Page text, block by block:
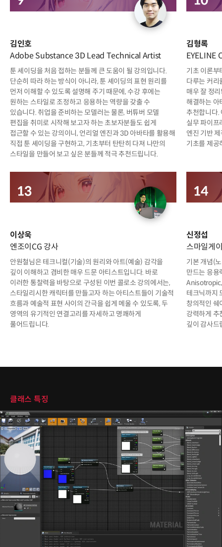
김인호
Adobe Substance 3D Lead Technical Artist
툰 셰이딩을 처음 접하는 분들께 큰 도움이 될 강의입니다.
단순히 따라 하는 방식이 아니라, 툰 셰이딩의 표현 원리를
먼저 이해할 수 있도록 설명해 주기 때문에, 수강 후에는
원하는 스타일로 조정하고 응용하는 역량을 갖출 수
있습니다. 취업을 준비하는 모델러는 물론, 버튜버 모델
편집을 취미로 시작해 보고자 하는 초보자분들도 쉽게
접근할 수 있는 강의이니, 언리얼 엔진과 3D 아바타를 활용해
직접 툰 셰이딩을 구현하고, 기초부터 탄탄히 다져 나만의
스타일을 만들어 보고 싶은 분들께 적극 추천드립니다.
김형록
EYELINE
기초 이론부
다루는 커리
매우 잘 정
해결하는 아
추천합니다.
실무 파이프
엔진 기반
기초를 제공
이상욱
엔조이CG 강사
안원철님은 테크니컬(기술)의 원리와 아트(예술) 감각을
깊이 이해하고 겸비한 매우 드문 아티스트입니다. 바로
이러한 통찰력을 바탕으로 구성된 이번 콜로소 강의에서는,
스타일리시한 캐릭터를 만들고자 하는 아티스트들이 기술적
흐름과 예술적 표현 사이의 간극을 쉽게 메울 수 있도록, 두
영역의 유기적인 연결고리를 자세하고 명쾌하게
풀어드립니다.
신정섭
스마일게
기본 개념(
만드는 응용
Anisotropic,
테크닉까지
창의적인 쉐
강력하게 추
깊이 감사드
클래스 특징